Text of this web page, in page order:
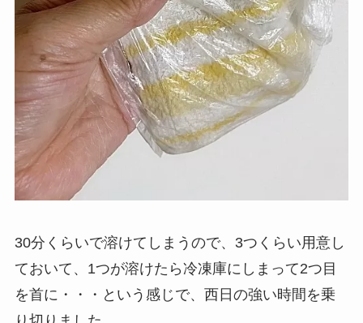
30分くらいで溶けてしまうので、3つくらい用意し
ておいて、1つが溶けたら冷凍庫にしまって2つ目
を首に・・・という感じで、西日の強い時間を乗